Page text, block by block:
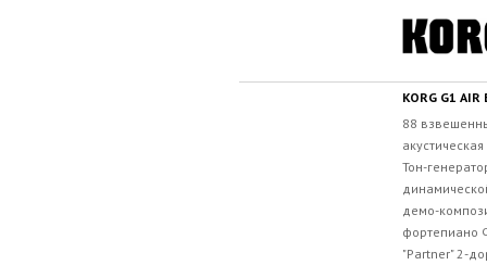
KORG G1 AIR
88
Тон-
демо-
фортепиано
"Partner" 2-